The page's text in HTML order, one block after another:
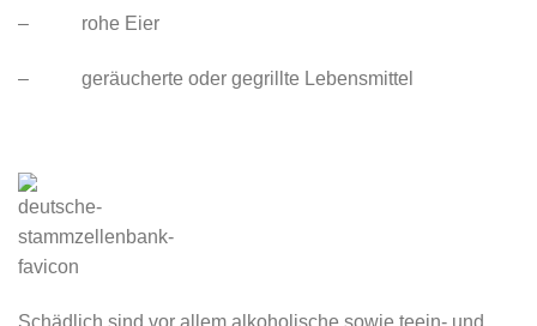
– rohe Eier
– geräucherte oder gegrillte Lebensmittel